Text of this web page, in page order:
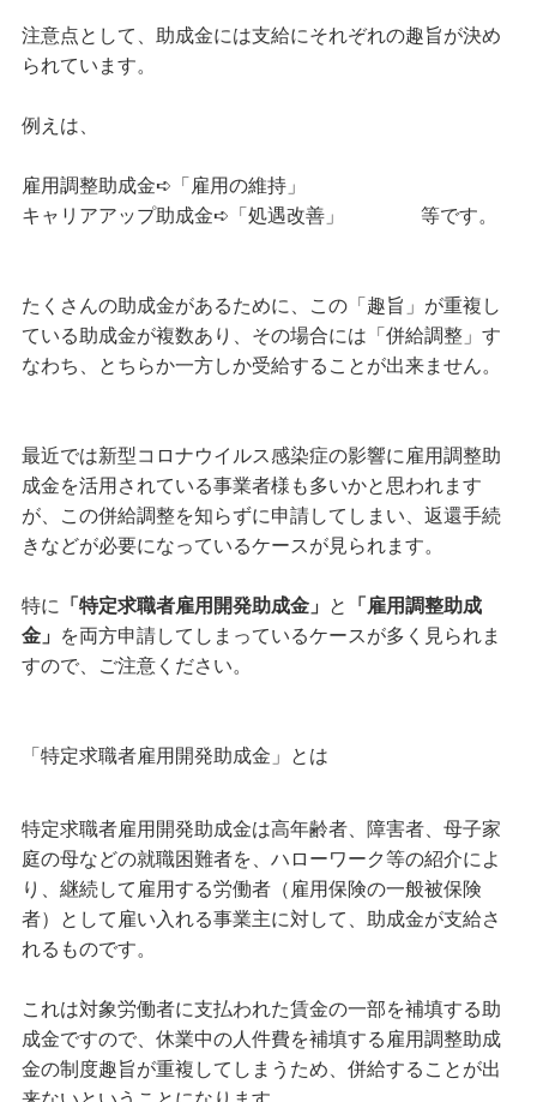
注意点として、助成金には支給にそれぞれの趣旨が決め
られています。
例えは、
雇用調整助成金➪「雇用の維持」
キャリアアップ助成金➪「処遇改善」 等です。
たくさんの助成金があるために、この「趣旨」が重複し
ている助成金が複数あり、その場合には「併給調整」す
なわち、とちらか一方しか受給することが出来ません。
最近では新型コロナウイルス感染症の影響に雇用調整助
成金を活用されている事業者様も多いかと思われます
が、この併給調整を知らずに申請してしまい、返還手続
きなどが必要になっているケースが見られます。
特に 「特定求職者雇用開発助成金」 と
「雇用調整助成
金」
を両方申請してしまっているケースが多く見られま
すので、ご注意ください。
「特定求職者雇用開発助成金」とは
特定求職者雇用開発助成金は高年齢者、障害者、母子家
庭の母などの就職困難者を、ハローワーク等の紹介によ
り、継続して雇用する労働者（雇用保険の一般被保険
者）として雇い入れる事業主に対して、助成金が支給さ
れるものです。
これは対象労働者に支払われた賃金の一部を補填する助
成金ですので、休業中の人件費を補填する雇用調整助成
金の制度趣旨が重複してしまうため、併給することが出